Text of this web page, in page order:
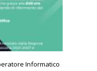
Informatico